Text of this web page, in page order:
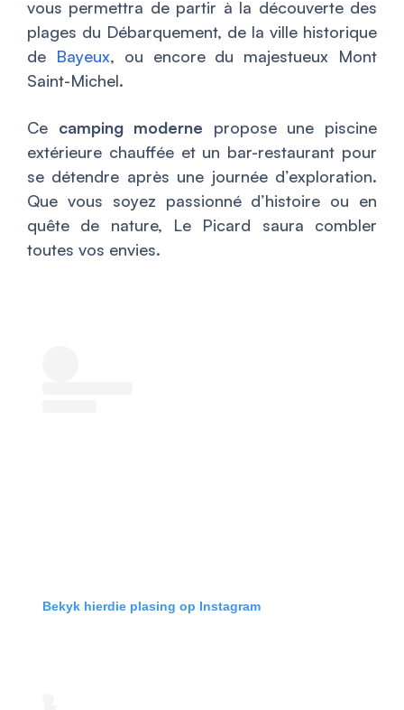
vous permettra de partir à la découverte des
plages du Débarquement, de la ville historique
de Bayeux, ou encore du majestueux Mont
Saint-Michel.
Ce camping moderne propose une piscine
extérieure chauffée et un bar-restaurant pour
se détendre après une journée d’exploration.
Que vous soyez passionné d’histoire ou en
quête de nature, Le Picard saura combler
toutes vos envies.
Bekyk hierdie plasing op Instagram